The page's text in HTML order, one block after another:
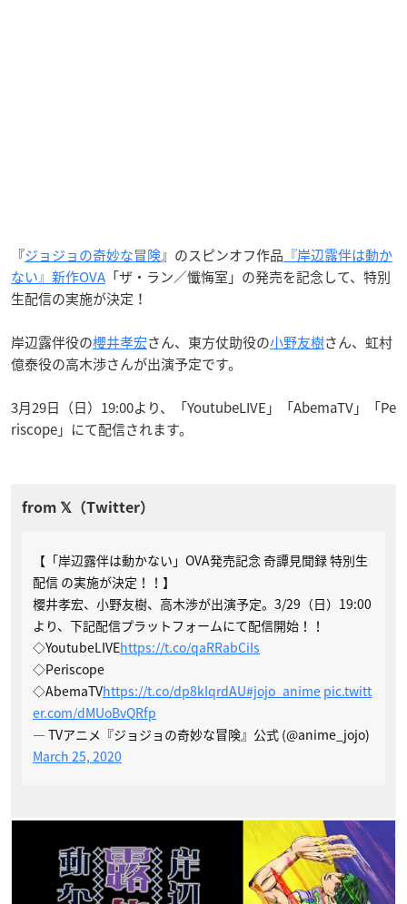
『ジョジョの奇妙な冒険』のスピンオフ作品 『岸辺露伴は動か
ない』新作OVA 「ザ・ラン／懺悔室」の発売を記念して、特別
生配信の実施が決定！
岸辺露伴役の櫻井孝宏さん、東方仗助役の小野友樹さん、虹村
億泰役の高木渉さんが出演予定です。
3月29日（日）19:00より、「YoutubeLIVE」「AbemaTV」「Pe
riscope」にて配信されます。
【「岸辺露伴は動かない」OVA発売記念 奇譚見聞録 特別生
配信 の実施が決定！！】
櫻井孝宏、小野友樹、高木渉が出演予定。3/29（日）19:00
より、下記配信プラットフォームにて配信開始！！
◇YoutubeLIVEhttps://t.co/qaRRabCiIs
◇Periscope
◇AbemaTVhttps://t.co/dp8kIqrdAU#jojo_anime pic.twitt
er.com/dMUoBvQRfp
— TVアニメ『ジョジョの奇妙な冒険』公式 (@anime_jojo)
March 25, 2020